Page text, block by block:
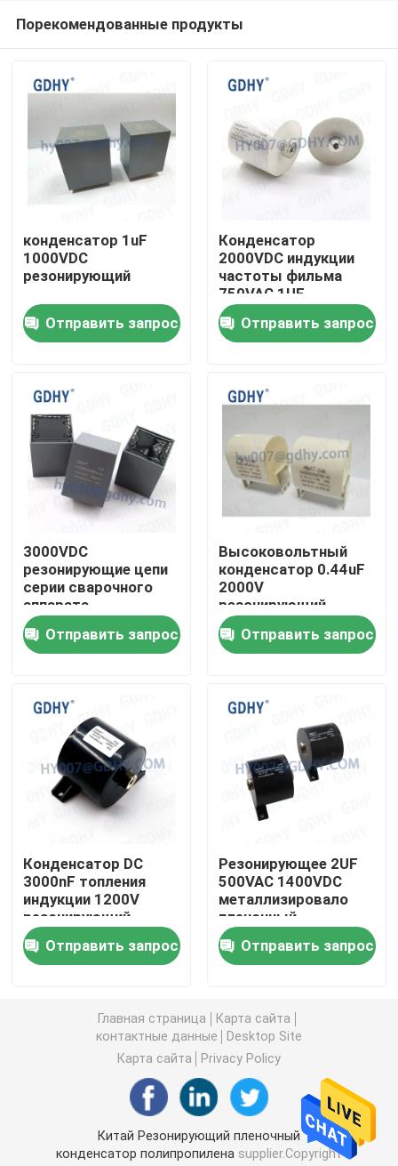
Дом
Продукты
Путешествие фабрики
Проверка качества
Спросите цитату
Конденсатор охлаженный кондукцией
Высокочастотный конденсатор
Конденсатор MKP X2
Осевой аудио пленочный конденсатор
Пленочный конденсатор полипропилена КББ
Пленочный конденсатор силы
Конденсатор охлаженный водой
Конденсатор подогревателя индукции
Конденсатор снеббера IGBT
Порекомендованные продукты
конденсатор 1uF
1000VDC
резонирующий
Отправить запрос
Конденсатор
2000VDC индукции
частоты фильма
750VAC 1UF
резонирующий
Отправить запрос
3000VDC
резонирующие цепи
серии сварочного
аппарата
конденсатора 5%
0.3UF P52.5
Отправить запрос
Высоковольтный
конденсатор 0.44uF
2000V
резонирующий
Отправить запрос
Конденсатор DC
3000nF топления
индукции 1200V
резонирующий
Отправить запрос
Резонирующее 2UF
500VAC 1400VDC
металлизировало
пленочный
конденсатор
Отправить запрос
Главная страница
Карта сайта
контактные данные
Desktop Site
Карта сайта
Privacy Policy
Китай Резонирующий пленочный
конденсатор полипропилена supplier.Copyright